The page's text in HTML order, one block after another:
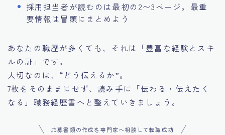
採用担当者が読むのは最初の2〜3ページ。最重
要情報は冒頭にまとめよう
あなたの職歴が多くても、それは「豊富な経験とスキ
ルの証」です。
大切なのは、“どう伝えるか”。
7枚をそのままにせず、読み手に「伝わる・伝えたく
なる」職務経歴書へと整えていきましょう。
応募書類の作成を専門家へ相談して転職成功